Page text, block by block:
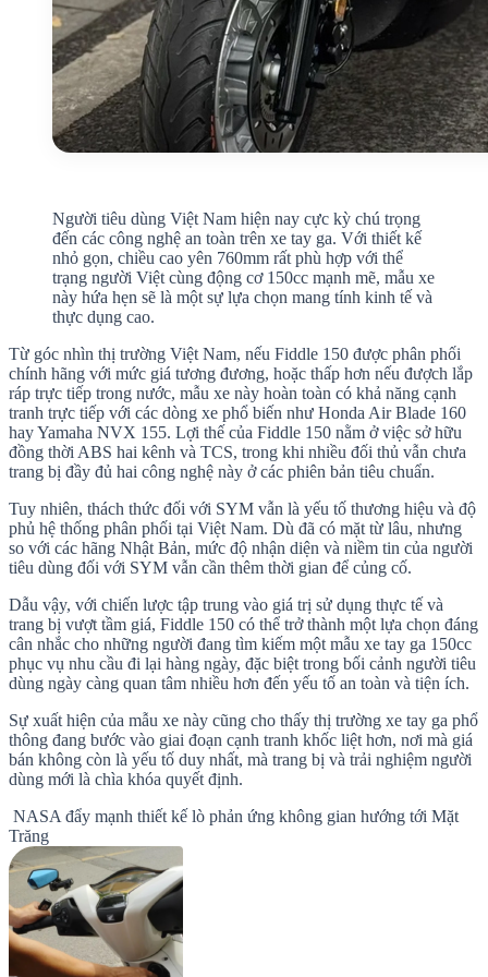
Người tiêu dùng Việt Nam hiện nay cực kỳ chú trọng
đến các công nghệ an toàn trên xe tay ga. Với thiết kế
nhỏ gọn, chiều cao yên 760mm rất phù hợp với thể
trạng người Việt cùng động cơ 150cc mạnh mẽ, mẫu xe
này hứa hẹn sẽ là một sự lựa chọn mang tính kinh tế và
thực dụng cao.
Từ góc nhìn thị trường Việt Nam, nếu Fiddle 150 được phân phối
chính hãng với mức giá tương đương, hoặc thấp hơn nếu đượch lắp
ráp trực tiếp trong nước, mẫu xe này hoàn toàn có khả năng cạnh
tranh trực tiếp với các dòng xe phổ biến như Honda Air Blade 160
hay Yamaha NVX 155. Lợi thế của Fiddle 150 nằm ở việc sở hữu
đồng thời ABS hai kênh và TCS, trong khi nhiều đối thủ vẫn chưa
trang bị đầy đủ hai công nghệ này ở các phiên bản tiêu chuẩn.
Tuy nhiên, thách thức đối với SYM vẫn là yếu tố thương hiệu và độ
phủ hệ thống phân phối tại Việt Nam. Dù đã có mặt từ lâu, nhưng
so với các hãng Nhật Bản, mức độ nhận diện và niềm tin của người
tiêu dùng đối với SYM vẫn cần thêm thời gian để củng cố.
Dẫu vậy, với chiến lược tập trung vào giá trị sử dụng thực tế và
trang bị vượt tầm giá, Fiddle 150 có thể trở thành một lựa chọn đáng
cân nhắc cho những người đang tìm kiếm một mẫu xe tay ga 150cc
phục vụ nhu cầu đi lại hàng ngày, đặc biệt trong bối cảnh người tiêu
dùng ngày càng quan tâm nhiều hơn đến yếu tố an toàn và tiện ích.
Sự xuất hiện của mẫu xe này cũng cho thấy thị trường xe tay ga phổ
thông đang bước vào giai đoạn cạnh tranh khốc liệt hơn, nơi mà giá
bán không còn là yếu tố duy nhất, mà trang bị và trải nghiệm người
dùng mới là chìa khóa quyết định.
NASA đẩy mạnh thiết kế lò phản ứng không gian hướng tới Mặt
Trăng